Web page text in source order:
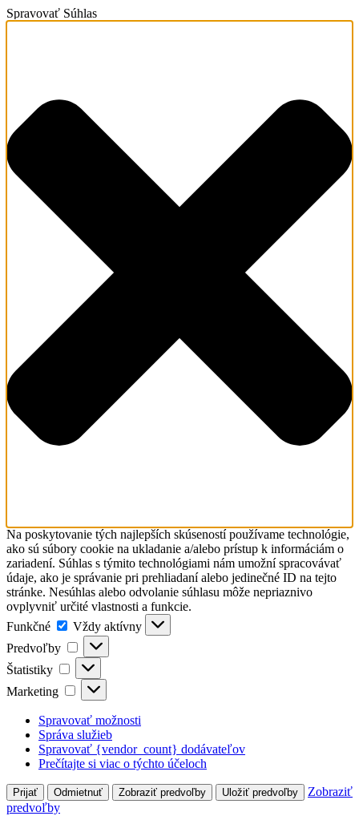
Spravovať Súhlas
Na poskytovanie tých najlepších skúseností používame technológie,
ako sú súbory cookie na ukladanie a/alebo prístup k informáciám o
zariadení. Súhlas s týmito technológiami nám umožní spracovávať
údaje, ako je správanie pri prehliadaní alebo jedinečné ID na tejto
stránke. Nesúhlas alebo odvolanie súhlasu môže nepriaznivo
ovplyvniť určité vlastnosti a funkcie.
Funkčné
Funkčné
Vždy aktívny
Predvoľby
Predvoľby
Štatistiky Štatistiky
Marketing Marketing
Spravovať možnosti
Správa služieb
Spravovať {vendor_count} dodávateľov
Prečítajte si viac o týchto účeloch
Prijať Odmietnuť Zobraziť predvoľby Uložiť predvoľby
Zobraziť
predvoľby